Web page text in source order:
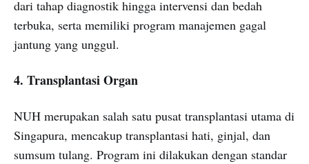
dari tahap diagnostik hingga intervensi dan bedah
terbuka, serta memiliki program manajemen gagal
jantung yang unggul.
4. Transplantasi Organ
NUH merupakan salah satu pusat transplantasi utama di
Singapura, mencakup transplantasi hati, ginjal, dan
sumsum tulang. Program ini dilakukan dengan standar